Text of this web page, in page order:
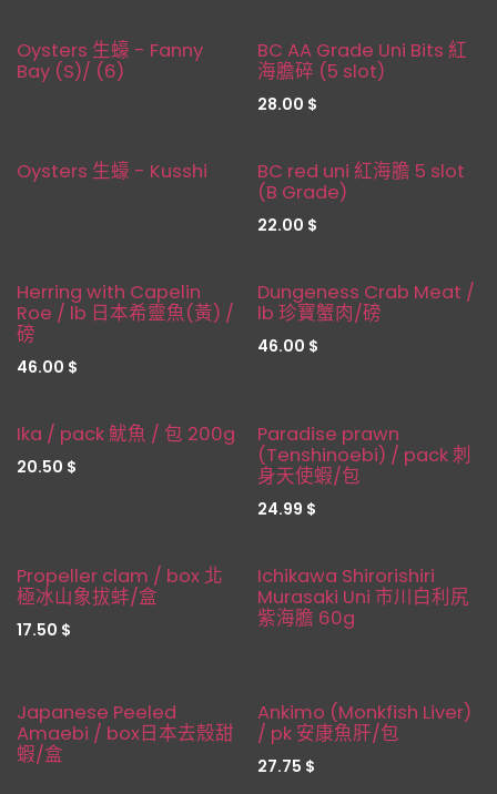
Oysters 生蠔 - Fanny
Bay (S)/ (6)
缺貨
BC AA Grade Uni Bits 紅
海膽碎 (5 slot)
28.00 $
缺貨
Oysters 生蠔 - Kusshi 缺貨
BC red uni 紅海膽 5 slot
(B Grade)
22.00 $
Herring with Capelin
Roe / lb 日本希靈魚(黃) /
磅
46.00 $
缺貨
Dungeness Crab Meat /
lb 珍寶蟹肉/磅
46.00 $
Ika / pack 魷魚 / 包 200g
20.50 $
缺貨
Paradise prawn
(Tenshinoebi) / pack 刺
身天使蝦/包
24.99 $
缺貨
Propeller clam / box 北
極冰山象拔蚌/盒
17.50 $
缺貨
Ichikawa Shirorishiri
Murasaki Uni 市川白利尻
紫海膽 60g
Japanese Peeled
Amaebi / box日本去殼甜
蝦/盒
缺貨
Ankimo (Monkfish Liver)
/ pk 安康魚肝/包
27.75 $